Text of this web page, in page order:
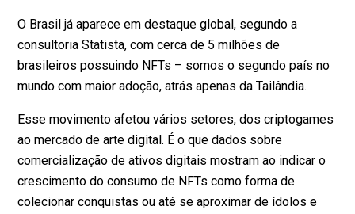
O Brasil já aparece em destaque global, segundo a
consultoria Statista, com cerca de 5 milhões de
brasileiros possuindo NFTs – somos o segundo país no
mundo com maior adoção, atrás apenas da Tailândia.
Esse movimento afetou vários setores, dos criptogames
ao mercado de arte digital. É o quedados sobre
comercialização de ativos digitais mostram ao indicar o
crescimento do consumo de NFTs como forma de
colecionar conquistas ou até se aproximar de ídolos e